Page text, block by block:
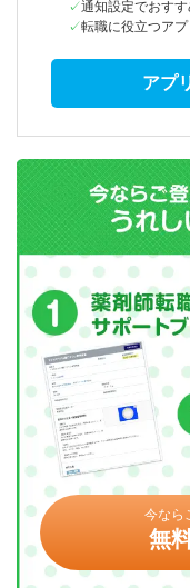
通知設定でおす
転職に役立つア
アプ
今なら
無